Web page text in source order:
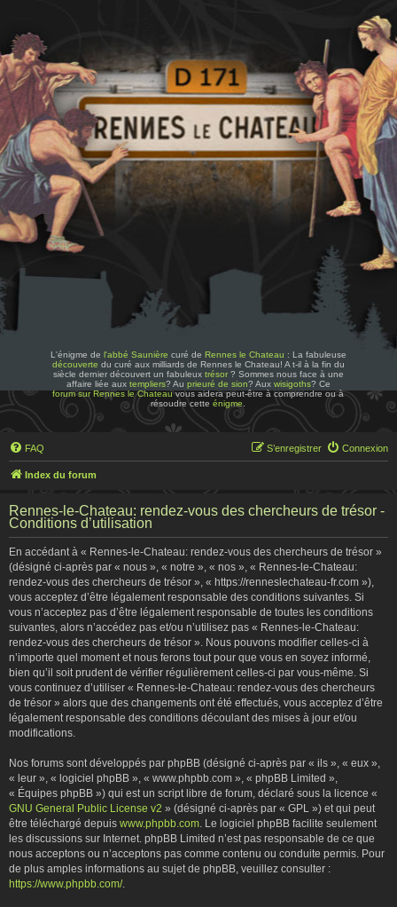
L'énigme de l'abbé Saunière curé de Rennes le Chateau : La fabuleuse
découverte du curé aux milliards de Rennes le Chateau! A t-il à la fin du
siècle dernier découvert un fabuleux trésor? Sommes nous face à une
affaire liée aux templiers? Au prieuré de sion? Aux wisigoths? Ce
forum sur Rennes le Chateauvous aidera peut-être à comprendre ou à
résoudre cetteénigme
FAQ Connexion
S’enregistrer
Index du forum
Rennes-le-Chateau: rendez-vous des chercheurs de trésor -
Conditions d’utilisation
En accédant à « Rennes-le-Chateau: rendez-vous des chercheurs de trésor »
(désigné ci-après par « nous », « notre », « nos », « Rennes-le-Chateau:
rendez-vous des chercheurs de trésor », « https://renneslechateau-fr.com »),
vous acceptez d’être légalement responsable des conditions suivantes. Si
vous n’acceptez pas d’être légalement responsable de toutes les conditions
suivantes, alors n’accédez pas et/ou n’utilisez pas « Rennes-le-Chateau:
rendez-vous des chercheurs de trésor ». Nous pouvons modifier celles-ci à
n’importe quel moment et nous ferons tout pour que vous en soyez informé,
bien qu’il soit prudent de vérifier régulièrement celles-ci par vous-même. Si
vous continuez d’utiliser « Rennes-le-Chateau: rendez-vous des chercheurs
de trésor » alors que des changements ont été effectués, vous acceptez d’être
légalement responsable des conditions découlant des mises à jour et/ou
modifications.
Nos forums sont développés par phpBB (désigné ci-après par « ils », « eux »,
« leur », « logiciel phpBB », « www.phpbb.com », « phpBB Limited »,
« Équipes phpBB ») qui est un script libre de forum, déclaré sous la licence «
GNU General Public License v2 » (désigné ci-après par « GPL ») et qui peut
être téléchargé depuis www.phpbb.com. Le logiciel phpBB facilite seulement
les discussions sur Internet. phpBB Limited n’est pas responsable de ce que
nous acceptons ou n’acceptons pas comme contenu ou conduite permis. Pour
de plus amples informations au sujet de phpBB, veuillez consulter :
https://www.phpbb.com/.